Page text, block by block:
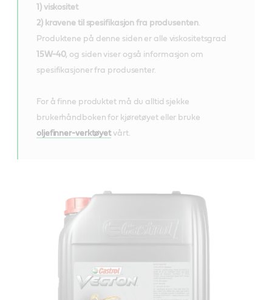
1) viskositet
2) kravene til spesifikasjon fra produsenten.
Produktene på denne siden er alle viskositetsgrad
15W-40, og siden viser også informasjon om
spesifikasjoner fra produsenter.
For å finne produktet må du alltid sjekke
brukerhåndboken for kjøretøyet eller bruke
oljefinner-verktøyetvårt.